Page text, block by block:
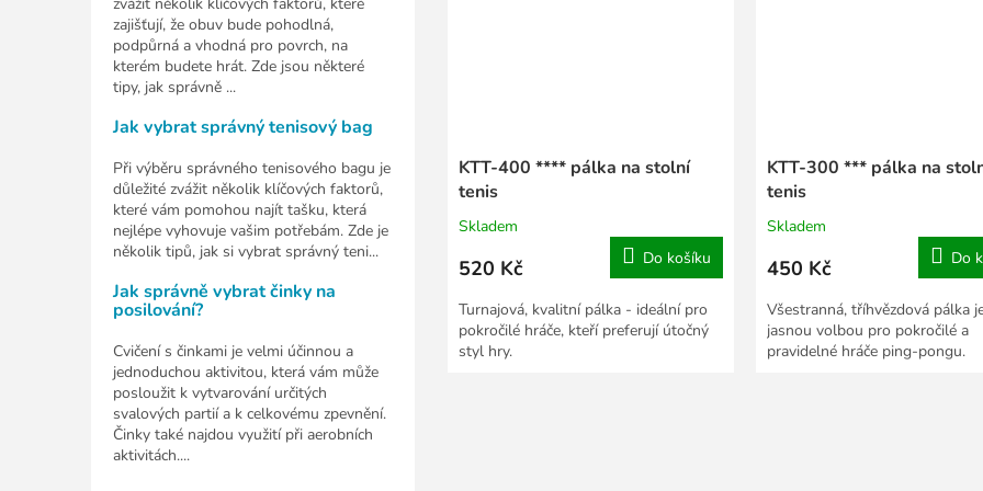
zajišťují, že obuv bude pohodlná,
podpůrná a vhodná pro povrch, na
kterém budete hrát. Zde jsou některé
tipy, jak správně ...
Jak vybrat správný tenisový bag
Při výběru správného tenisového bagu je
důležité zvážit několik klíčových faktorů,
které vám pomohou najít tašku, která
nejlépe vyhovuje vašim potřebám. Zde je
několik tipů, jak si vybrat správný teni...
Jak správně vybrat činky na
posilování?
Cvičení s činkami je velmi účinnou a
jednoduchou aktivitou, která vám může
posloužit k vytvarování určitých
svalových partií a k celkovému zpevnění.
Činky také najdou využití při aerobních
aktivitách....
KTT-400 **** pálka na stolní
tenis
Skladem
520 Kč Do košíku
Turnajová, kvalitní pálka - ideální pro
pokročilé hráče, kteří preferují útočný
styl hry.
KTT-300 *** pálka na
tenis
Skladem
450 Kč Do
Všestranná, tříhvězdová pálka
jasnou volbou pro pokročilé a
pravidelné hráče ping-pongu.